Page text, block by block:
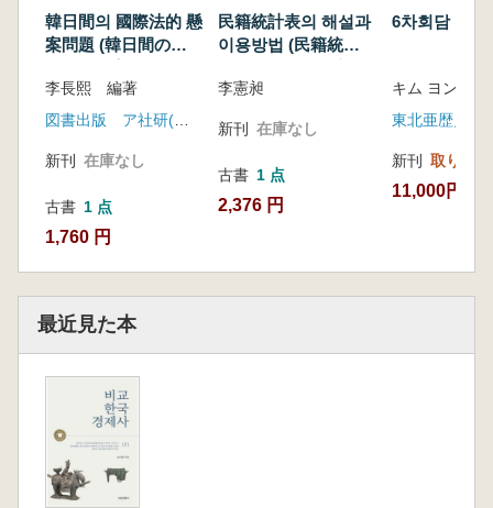
韓日間의 國際法的 懸
案問題 (韓日間の国
李長熙 編著
新刊 在庫なし
古書 1 点
1,760 円
民籍統計表의 해설과
이용방법 (民籍統計
李憲昶
新刊 在庫なし
古書 1 点
2,376 円
6차회담 (6
キム ヨンミ
東北亜歴史財
新刊 取り寄せ
11,000円
最近見た本